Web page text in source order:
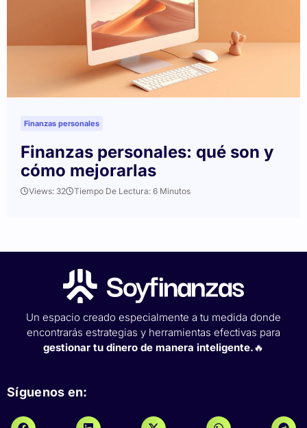
Finanzas personales
Finanzas personales: qué son y
cómo mejorarlas
Views: 32 Tiempo De Lectura: 6 Minutos
Un espacio creado especialmente a tu medida donde
encontrarás estrategias y herramientas efectivas para
gestionar tu dinero de manera inteligente.🔥
Síguenos en: